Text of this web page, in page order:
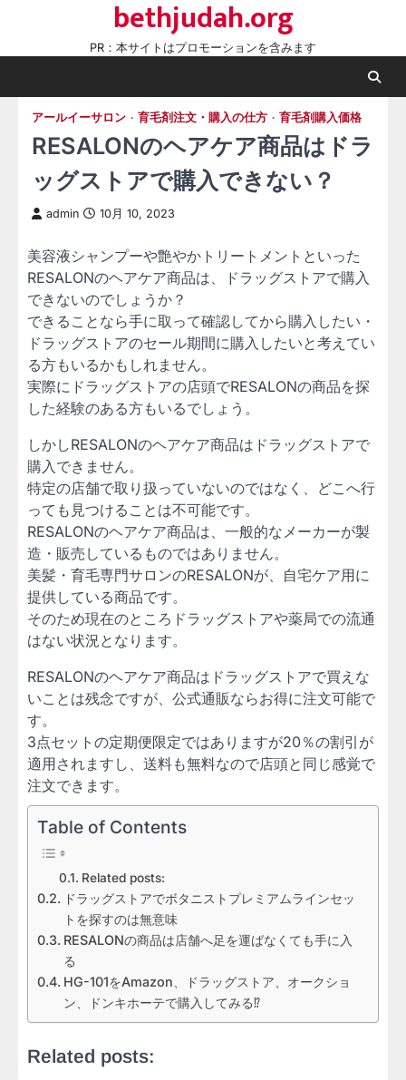
content
bethjudah.org
PR：本サイトはプロモーションを含みます
アールイーサロン 育毛剤注文・購入の仕方 育毛剤購入価格
RESALONのヘアケア商品はドラ
ッグストアで購入できない？
admin 10月 10, 2023
美容液シャンプーや艶やかトリートメントといった
RESALONのヘアケア商品は、ドラッグストアで購入
できないのでしょうか？
できることなら手に取って確認してから購入したい・
ドラッグストアのセール期間に購入したいと考えてい
る方もいるかもしれません。
実際にドラッグストアの店頭でRESALONの商品を探
した経験のある方もいるでしょう。
しかしRESALONのヘアケア商品はドラッグストアで
購入できません。
特定の店舗で取り扱っていないのではなく、どこへ行
っても見つけることは不可能です。
RESALONのヘアケア商品は、一般的なメーカーが製
造・販売しているものではありません。
美髪・育毛専門サロンのRESALONが、自宅ケア用に
提供している商品です。
そのため現在のところドラッグストアや薬局での流通
はない状況となります。
RESALONのヘアケア商品はドラッグストアで買えな
いことは残念ですが、公式通販ならお得に注文可能で
す。
3点セットの定期便限定ではありますが20％の割引が
適用されますし、送料も無料なので店頭と同じ感覚で
注文できます。
Table of Contents
Related posts:
ドラッグストアでボタニストプレミアムラインセッ
トを探すのは無意味
RESALONの商品は店舗へ足を運ばなくても手に入
る
HG-101をAmazon、ドラッグストア、オークショ
ン、ドンキホーテで購入してみる⁉
Related posts: